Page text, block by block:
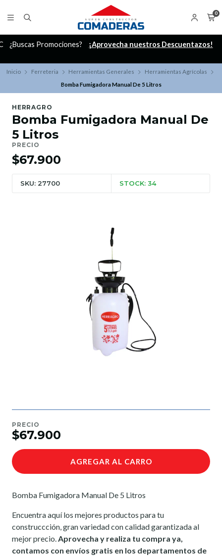
0
¿Buscas Promociones? ¡Aprovecha nuestros Descuentazos!
Inicio Ferreteria Herramientas Generales
Herramientas Agrícolas
Bomba Fumigadora Manual De 5 Litros
HERRAGRO
Bomba Fumigadora Manual De
5 Litros
PRECIO
$67.900
SKU: 27700 STOCK: 34
PRECIO
$67.900
AGREGAR AL CARRO
Bomba Fumigadora Manual De 5 Litros
Encuentra aquí los mejores productos para tu
construccción, gran variedad con calidad garantizada al
mejor precio.Aprovecha y realiza tu compra ya,
contamos con envíos gratis en los departamentos de